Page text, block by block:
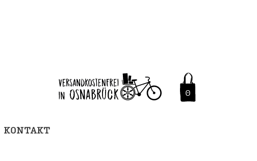
0
KONTAKT